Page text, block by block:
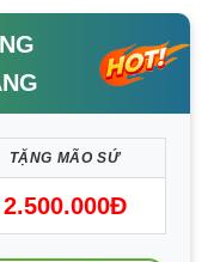
TẶNG MÃO SỨ
2.500.000Đ